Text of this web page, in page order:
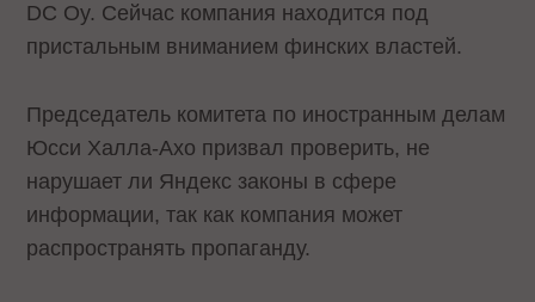
DC Oy. Сейчас компания находится под
пристальным вниманием финских властей.
Председатель комитета по иностранным делам
Юсси Халла-Ахо призвал проверить, не
нарушает ли Яндекс законы в сфере
информации, так как компания может
распространять пропаганду.